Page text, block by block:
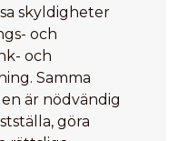
skyldigheter
och
och
Samma
är nödvändig
göra